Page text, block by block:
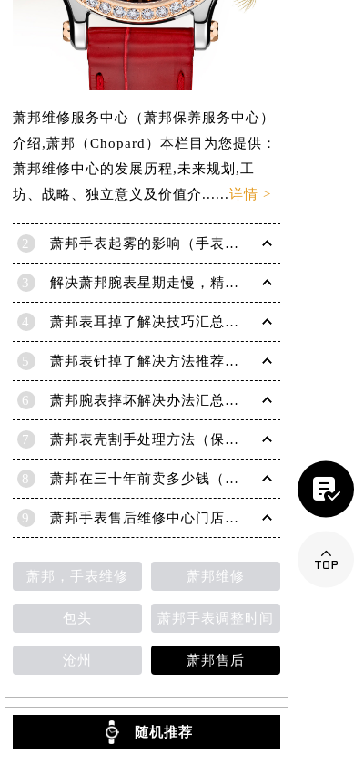
萧邦维修服务中心（萧邦保养服务中心）
介绍,萧邦（Chopard）本栏目为您提供：
萧邦维修中心的发展历程,未来规划,工
坊、战略、独立意义及价值介......详情 >
2 萧邦手表起雾的影响（手表起雾维护建议）
3 解决萧邦腕表星期走慢，精准调校秘籍在这里
4 萧邦表耳掉了解决技巧汇总（轻松修复爱表的小妙招）
5 萧邦表针掉了解决方法推荐（轻松修复你的爱表）
6 萧邦腕表摔坏解决办法汇总（专业修复与日常保养技巧）
7 萧邦表壳割手处理方法（保养与修复技巧指南）
8 萧邦在三十年前卖多少钱（名表价格变迁的历史洞察）
9 萧邦手表售后维修中心门店地址
萧邦，手表维修 萧邦维修
包头 萧邦手表调整时间
沧州 萧邦售后
随机推荐

